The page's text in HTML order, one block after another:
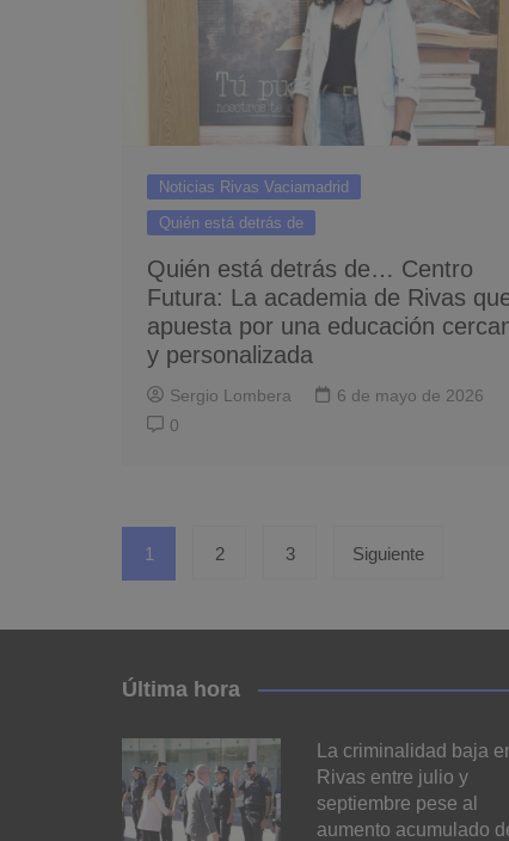
Noticias Rivas Vaciamadrid
Quién está detrás de
Quién está detrás de… Centro
Futura: La academia de Rivas
apuesta por una educación
y personalizada
Sergio Lombera
6 de mayo de 2026
0
Paginación
de
entradas
1 2 3 Siguiente
Última hora
La criminalidad baja
Rivas entre julio y
septiembre pese al
aumento acumulado